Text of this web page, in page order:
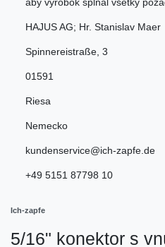
HAJUS AG; Hr. Stanislav Maer
Spinnereistraße 3
01591
Riesa
Nemecko
kundenservice@ich-zapfe.de
+49 5151 87798 10
Ich-zapfe
5/16" konektor s